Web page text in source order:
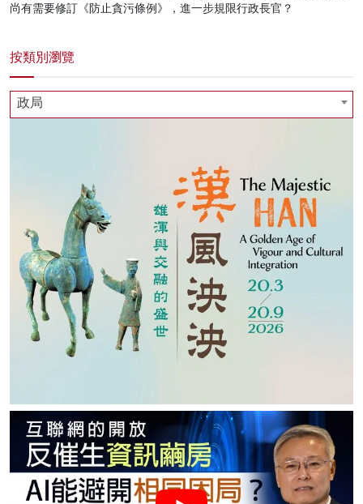
尚有需要修訂《防止貪污條例》，進一步規限行政長官？
按類別瀏覽
政局